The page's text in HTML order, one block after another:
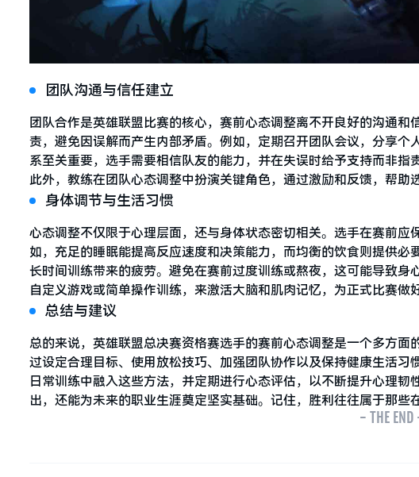
团队沟通与信任建立
团队合作是英雄联盟比赛的核心，赛前心态调整离不开良好的沟通
责，避免因误解而产生内部矛盾。例如，定期召开团队会议，分享
系至关重要，选手需要相信队友的能力，并在失误时给予支持而非指
此外，教练在团队心态调整中扮演关键角色，通过激励和反馈，帮助
身体调节与生活习惯
心态调整不仅限于心理层面，还与身体状态密切相关。选手在赛前
如，充足的睡眠能提高反应速度和决策能力，而均衡的饮食则提供
长时间训练带来的疲劳。避免在赛前过度训练或熬夜，这可能导致
自定义游戏或简单操作训练，来激活大脑和肌肉记忆，为正式比赛做
总结与建议
总的来说，英雄联盟总决赛资格赛选手的赛前心态调整是一个多方
过设定合理目标、使用放松技巧、加强团队协作以及保持健康生活
日常训练中融入这些方法，并定期进行心态评估，以不断提升心理
出，还能为未来的职业生涯奠定坚实基础。记住，胜利往往属于那些
- THE